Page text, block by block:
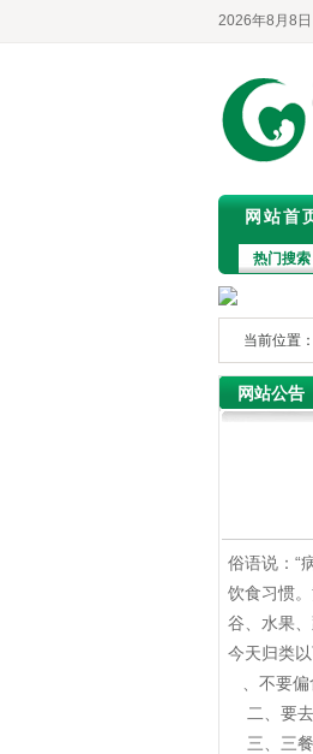
2026年8月8
网站首
热门搜索
当前位置：
网站公告
俗语说：“
饮食习惯
谷、水果
今天归类
、不要
二、要去
三、三餐